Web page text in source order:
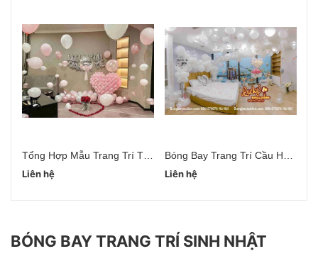
Liên hệ
Liên hệ
BÓNG BAY TRANG TRÍ SINH NHẬT